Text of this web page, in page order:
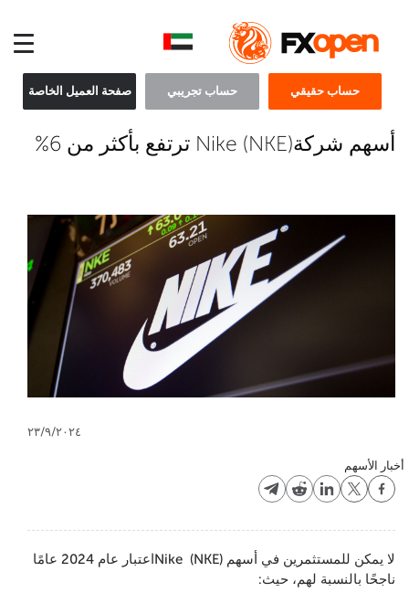
حساب حقيقي حساب تجريبي صفحة العميل الخاصة
أسهم شركةNike (NKE) ترتفع بأكثر من 6%
٢٣/٩/٢٠٢٤
أخبار الأسهم
لا يمكن للمستثمرين في أسهم Nike (NKE)اعتبار عام 2024 عامًا
ناجحًا بالنسبة لهم، حيث: